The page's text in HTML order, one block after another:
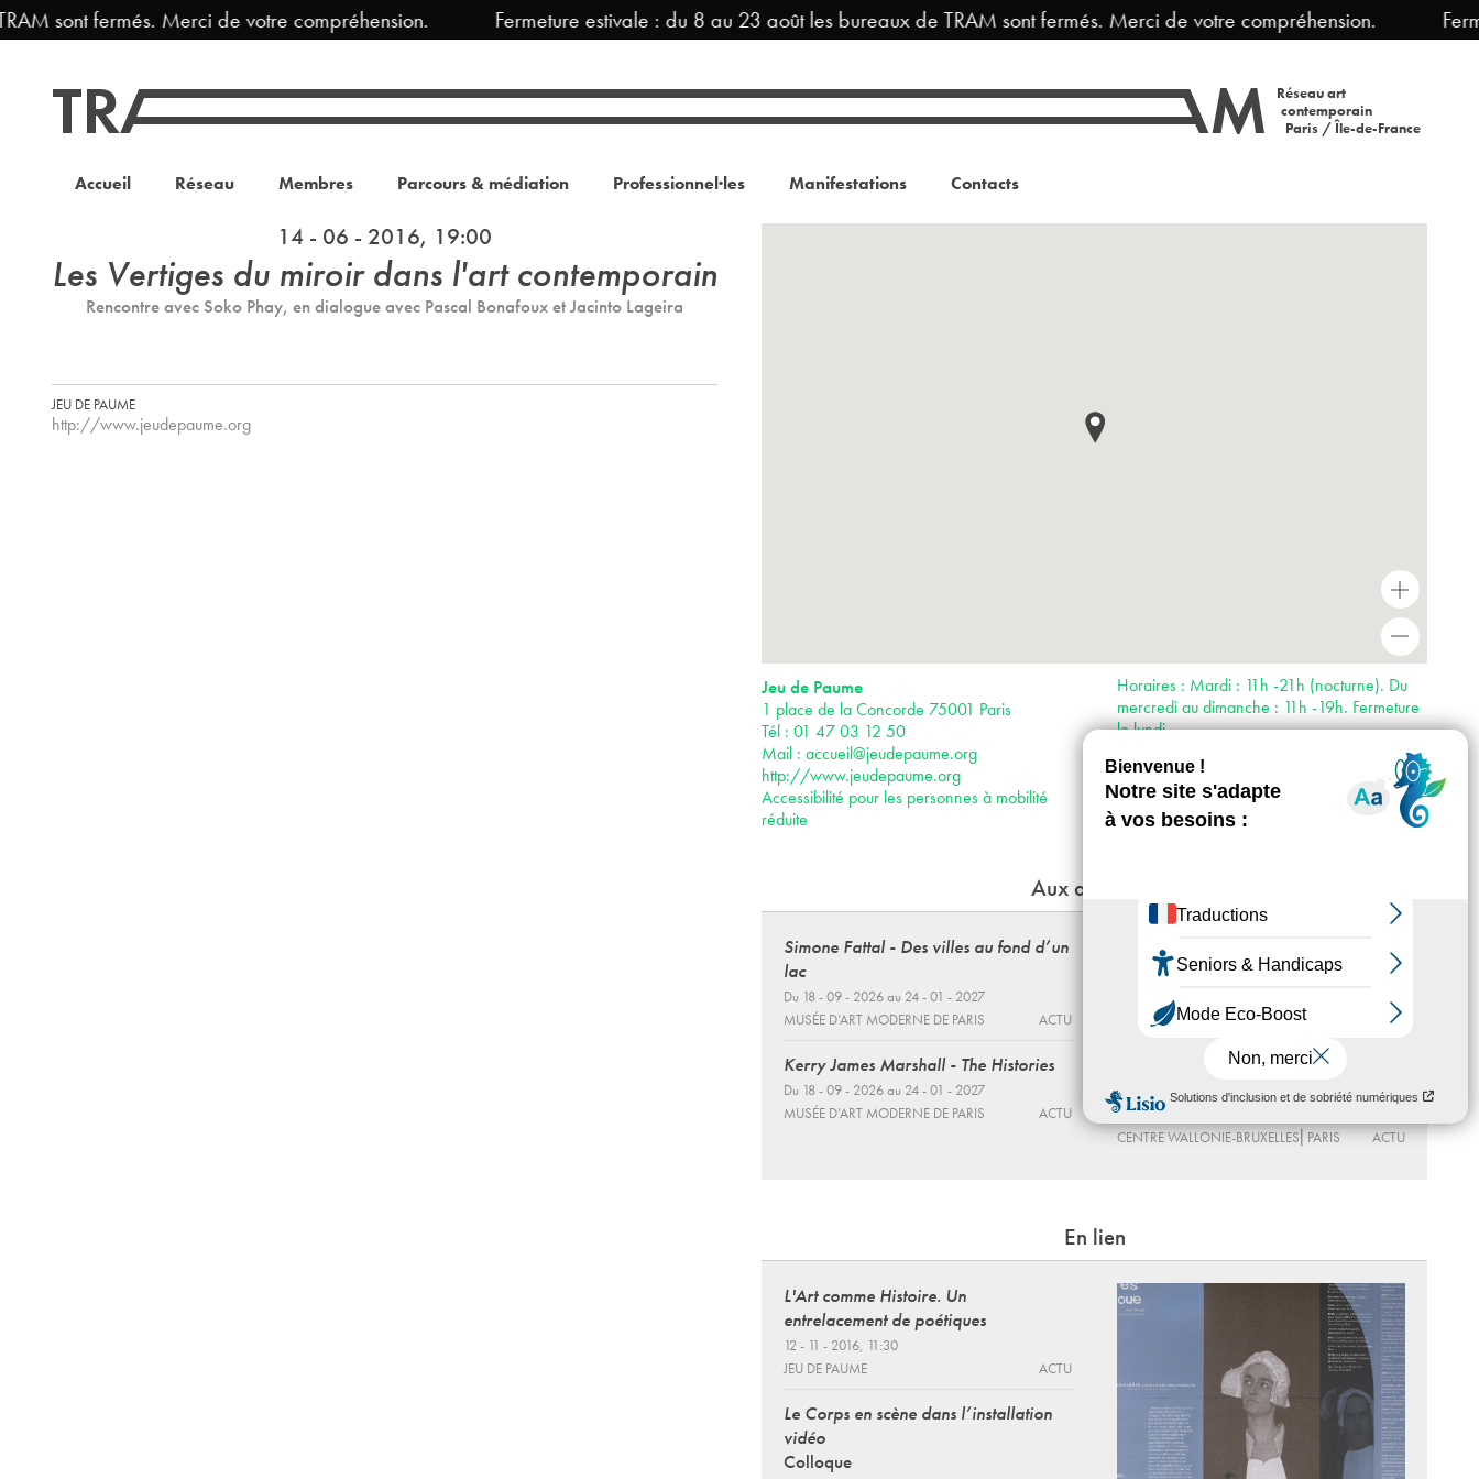
sont fermés. Merci de votre compréhension. Fermeture estivale : du 8 au 23 août les bureaux de TRAM sont fermés. Merci de votre compréhension.
Réseau art
contemporain
Paris / Île-de-France
Accueil Réseau Membres Parcours & médiation Professionnel·les Manifestations Contacts
14 - 06 - 2016, 19:00
Les Vertiges du miroir dans l'art contemporain
Rencontre avec Soko Phay, en dialogue avec Pascal Bonafoux et Jacinto Lageira
JEU DE PAUME
http://www.jeudepaume.org
+
Jeu de Paume
1 place de la Concorde 75001 Paris
Tél : 01 47 03 12 50
Mail : accueil@jeudepaume.org
http://www.jeudepaume.org
Accessibilité pour les personnes à mobilité
réduite
Horaires : Mardi : 11h -21h (nocturne). Du
mercredi au dimanche : 11h -19h. Fermeture
le lundi.
semaine, 7,5€ le week end).
Accès :
· Métro 1, 8, 12
Aux alentours
Simone Fattal - Des villes au fond d’un
lac
Du 18 - 09 - 2026 au 24 - 01 - 2027
MUSÉE D’ART MODERNE DE PARIS
ACTU
Kerry James Marshall - The Histories
Du 18 - 09 - 2026 au 24 - 01 - 2027
MUSÉE D’ART MODERNE DE PARIS
ACTU
Prix Art Collector
Du 18 au 27 - 12 - 2026
CENTRE WALLONIE-BRUXELLES⎜PARIS
Festival de substrat sonore - « Augures
& Frémissements » - Acte 6
Du 22 - 05 au 19 - 08 - 2026
CENTRE WALLONIE-BRUXELLES⎜PARIS
ACTU
En lien
L'Art comme Histoire. Un
entrelacement de poétiques
12 - 11 - 2016, 11:30
JEU DE PAUME
ACTU
Le Corps en scène dans l’installation
vidéo
Colloque